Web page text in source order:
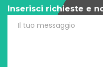
Inserisci richieste e